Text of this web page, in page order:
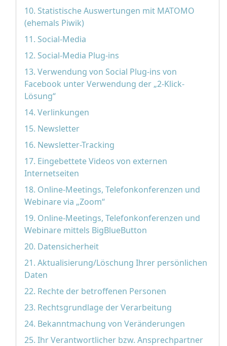
10. Statistische Auswertungen mit MATOMO
(ehemals Piwik)
11. Social-Media
12. Social-Media Plug-ins
13. Verwendung von Social Plug-ins von
Facebook unter Verwendung der „2-Klick-
Lösung“
14. Verlinkungen
15. Newsletter
16. Newsletter-Tracking
17. Eingebettete Videos von externen
Internetseiten
18. Online-Meetings, Telefonkonferenzen und
Webinare via „Zoom“
19. Online-Meetings, Telefonkonferenzen und
Webinare mittels BigBlueButton
20. Datensicherheit
21. Aktualisierung/Löschung Ihrer persönlichen
Daten
22. Rechte der betroffenen Personen
23. Rechtsgrundlage der Verarbeitung
24. Bekanntmachung von Veränderungen
25. Ihr Verantwortlicher bzw. Ansprechpartner